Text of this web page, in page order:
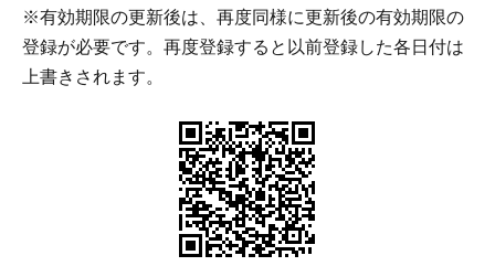
※有効期限の更新後は、再度同様に更新後の有効期限の
登録が必要です。再度登録すると以前登録した各日付は
上書きされます。